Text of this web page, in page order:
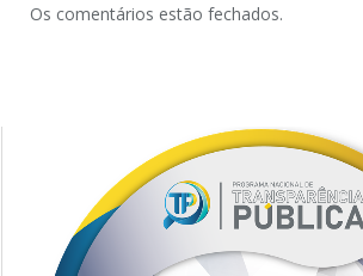
Os comentários estão fechados.